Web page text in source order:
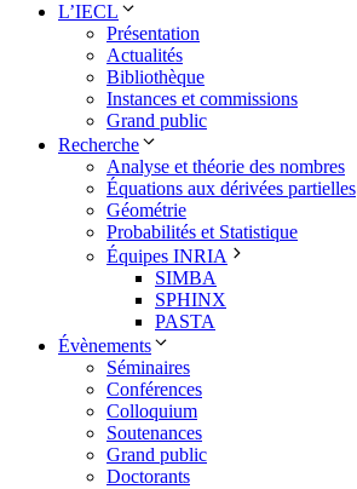
L’IECL
Présentation
Actualités
Bibliothèque
Instances et commissions
Grand public
Recherche
Analyse et théorie des nombres
Équations aux dérivées partielles
Géométrie
Probabilités et Statistique
Équipes INRIA
SIMBA
SPHINX
PASTA
Évènements
Séminaires
Conférences
Colloquium
Soutenances
Grand public
Doctorants